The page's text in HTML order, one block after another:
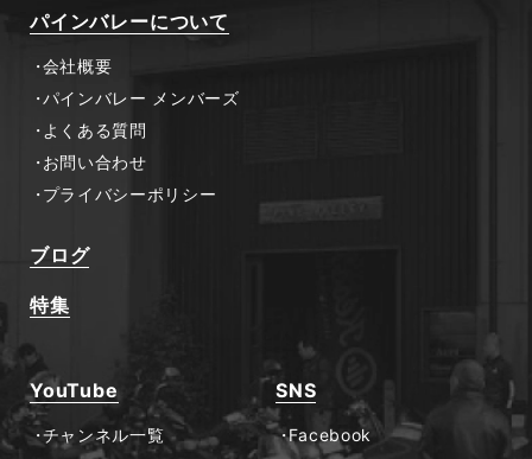
パインバレーについて
会社概要
パインバレー メンバーズ
よくある質問
お問い合わせ
プライバシーポリシー
ブログ
特集
YouTube
チャンネル一覧
SNS
Facebook